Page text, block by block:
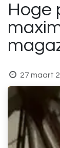
Hoge
27 maart